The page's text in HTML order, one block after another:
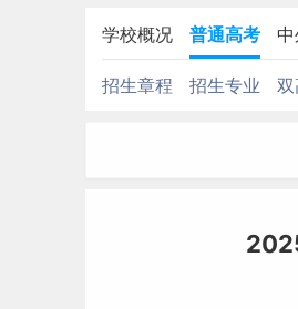
学校概况 普通高考
招生章程 招生专业